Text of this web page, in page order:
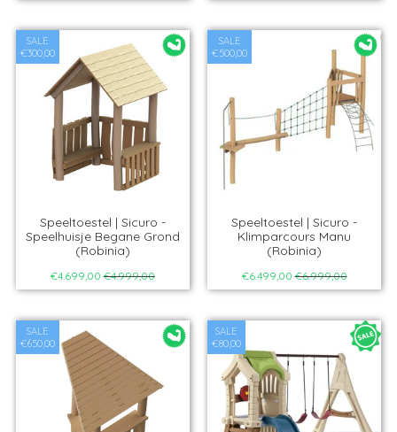
SALE
€300,00
Speeltoestel | Sicuro -
Speelhuisje Begane Grond
(Robinia)
€4.699,00 €4.999,00
SALE
€500,00
Speeltoestel | Sicuro -
Klimparcours Manu
(Robinia)
€6.499,00 €6.999,00
SALE
€650,00
SALE
€80,00